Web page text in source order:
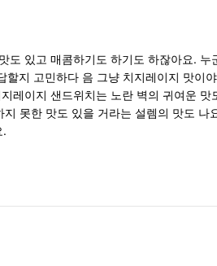
도 있고 매콤하기도 하기도 하잖아요. 누
지 고민하다 음 그냥 치지레이지 맛이
레이지 샌드위치는 노란 벽의 귀여운 맛
못한 맛도 있을 거라는 설렘의 맛도 나
.